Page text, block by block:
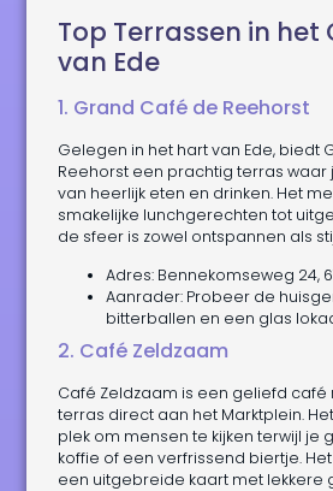
Top Terrassen in het
van Ede
1. Grand Café de Reehorst
Gelegen in het hart van Ede, biedt
Reehorst een prachtig terras waar
van heerlijk eten en drinken. Het
smakelijke lunchgerechten tot
de sfeer is zowel ontspannen als
Adres: Bennekomseweg 24,
Aanrader: Probeer de
bitterballen en een glas
2. Café Zeldzaam
Café Zeldzaam is een geliefd
terras direct aan het Marktplein.
plek om mensen te kijken terwijl je
koffie of een verfrissend biertje.
een uitgebreide kaart met lekkere